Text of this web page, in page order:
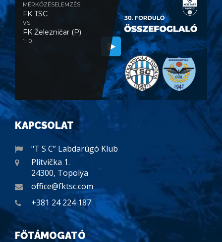
MÉRKŐZÉSELEMZÉS
FK TSC
VS
FK Železničar (P)
1 : 0
KAPCSOLAT
"T S C” Labdarúgó Klub
Plitvička 1.
24300, Topolya
office@fktsc.com
+381 24 224 187
FŐTÁMOGATÓ